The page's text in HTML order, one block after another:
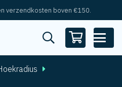
verzendkosten boven €150.